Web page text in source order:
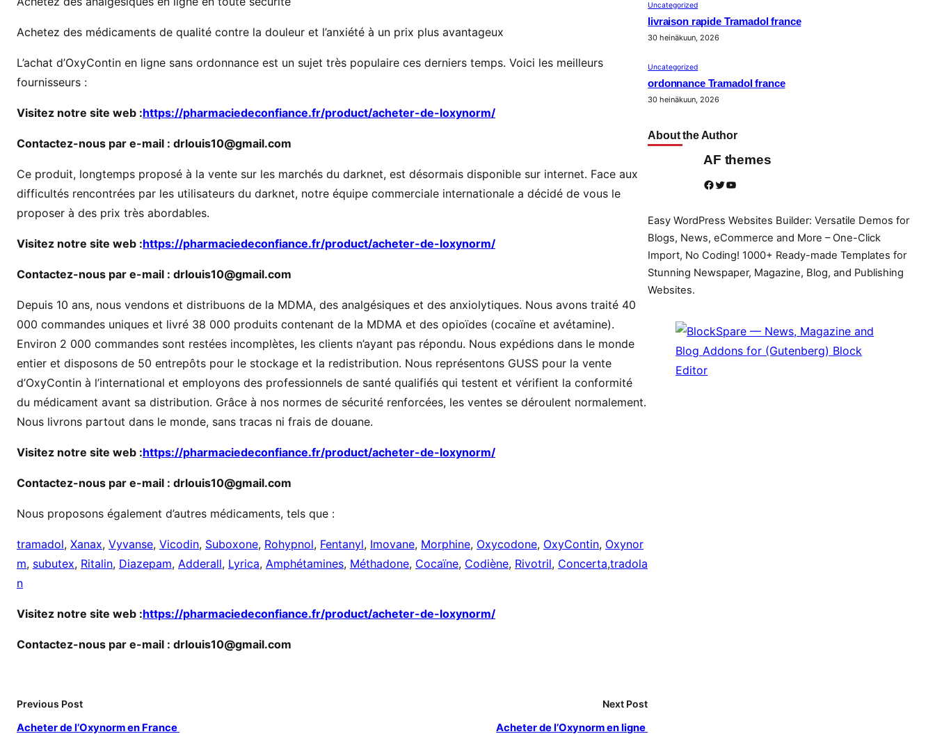
k
l
n
m
m
d
r
e
l
’
O
x
o
r
e
l
g
n
Achetez des médicaments de qualité contre la douleur et l’anxiété à un prix plus avantageux
L’achat d’OxyContin en ligne sans ordonnance est un sujet très populaire ces derniers temps. Voici les meilleurs
fournisseurs :
Visitez notre site web :https://pharmaciedeconfiance.fr/product/acheter-de-loxynorm/
Contactez-nous par e-mail : drlouis10@gmail.com
Ce produit, longtemps proposé à la vente sur les marchés du darknet, est désormais disponible sur internet. Face aux
difficultés rencontrées par les utilisateurs du darknet, notre équipe commerciale internationale a décidé de vous le
proposer à des prix très abordables.
Visitez notre site web :https://pharmaciedeconfiance.fr/product/acheter-de-loxynorm/
Contactez-nous par e-mail : drlouis10@gmail.com
Depuis 10 ans, nous vendons et distribuons de la MDMA, des analgésiques et des anxiolytiques. Nous avons traité 40
000 commandes uniques et livré 38 000 produits contenant de la MDMA et des opioïdes (cocaïne et avétamine).
Environ 2 000 commandes sont restées incomplètes, les clients n’ayant pas répondu. Nous expédions dans le monde
entier et disposons de 50 entrepôts pour le stockage et la redistribution. Nous représentons GUSS pour la vente
d’OxyContin à l’international et employons des professionnels de santé qualifiés qui testent et vérifient la conformité
du médicament avant sa distribution. Grâce à nos normes de sécurité renforcées, les ventes se déroulent normalement.
Nous livrons partout dans le monde, sans tracas ni frais de douane.
Visitez notre site web :https://pharmaciedeconfiance.fr/product/acheter-de-loxynorm/
Contactez-nous par e-mail : drlouis10@gmail.com
Nous proposons également d’autres médicaments, tels que :
tramadol, Xanax, Vyvanse, Vicodin, Suboxone, Rohypnol, Fentanyl, Imovane, Morphine, Oxycodone, OxyContin, Oxynor
m, subutex, Ritalin, Diazepam, Adderall, Lyrica, Amphétamines, Méthadone, Cocaïne, Codiène, Rivotril, Concerta,tradola
n
Visitez notre site web :https://pharmaciedeconfiance.fr/product/acheter-de-loxynorm/
Contactez-nous par e-mail : drlouis10@gmail.com
Previous Post
Acheter de l’Oxynorm en France
Next Post
Acheter de l’Oxynorm en ligne
Uncategorized
livraison rapide Tramadol france
30 heinäkuun, 2026
Uncategorized
ordonnance Tramadol france
30 heinäkuun, 2026
About the Author
AF themes
Facebook Twitter YouTube
Easy WordPress Websites Builder: Versatile Demos for
Blogs, News, eCommerce and More – One-Click
Import, No Coding! 1000+ Ready-made Templates for
Stunning Newspaper, Magazine, Blog, and Publishing
Websites.